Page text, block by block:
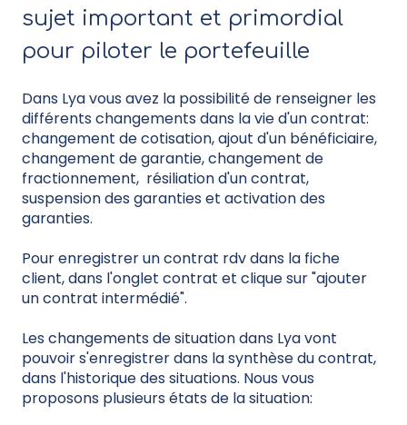
sujet important et primordial
pour piloter le portefeuille
Dans Lya vous avez la possibilité de renseigner les
différents changements dans la vie d'un contrat:
changement de cotisation, ajout d'un bénéficiaire,
changement de garantie, changement de
fractionnement, résiliation d'un contrat,
suspension des garanties et activation des
garanties.
Pour enregistrer un contrat rdv dans la fiche
client, dans l'onglet contrat et clique sur "ajouter
un contrat intermédié".
Les changements de situation dans Lya vont
pouvoir s'enregistrer dans la synthèse du contrat,
dans l'historique des situations. Nous vous
proposons plusieurs états de la situation: